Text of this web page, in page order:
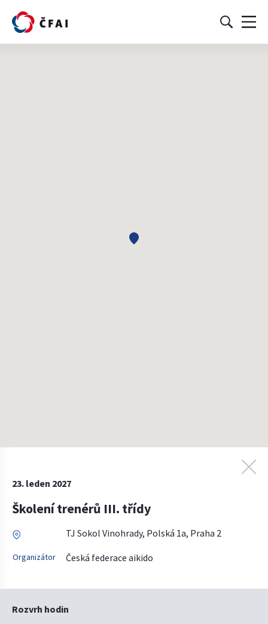
23. leden 2027
Školení trenérů III. třídy
TJ Sokol Vinohrady, Polská 1a, Praha 2
Organizátor Česká federace aikido
Rozvrh hodin